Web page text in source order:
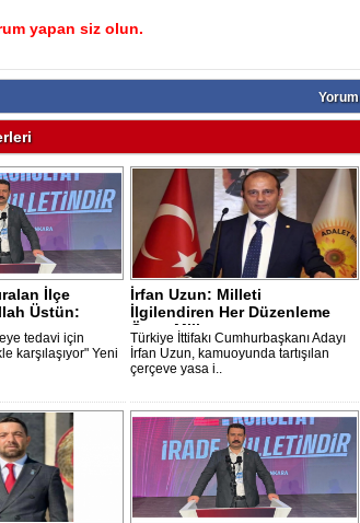
yapan siz olun.
Yorum
İlçe
Üstün:
tedavi için
karşılaşıyor" Yeni
İrfan Uzun: Milleti
İlgilendiren Her Düzenleme
Önce Millete ..
Türkiye İttifakı Cumhurbaşkanı Adayı
İrfan Uzun, kamuoyunda tartışılan
çerçeve yasa i..